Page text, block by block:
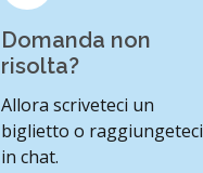
Domanda non
risolta?
Allora scriveteci un
biglietto o raggiungeteci
in chat.